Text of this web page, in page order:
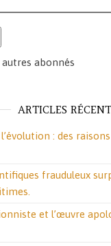
abonnés
ARTICLES
: des
frauduleux
et l’œuvre